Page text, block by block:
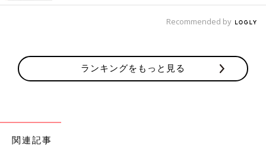
Recommended by
ランキングをもっと見る
関連記事